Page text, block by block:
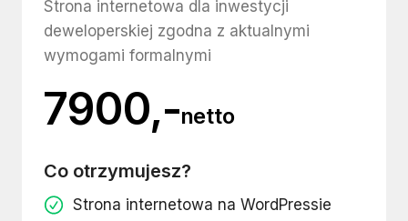
Strona internetowa dla inwestycji
deweloperskiej zgodna z aktualnymi
wymogami formalnymi
7900,-netto
Co otrzymujesz?
Strona internetowa na WordPressie